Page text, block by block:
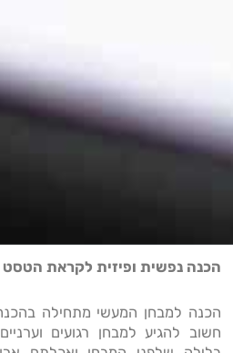
הכנה נפשית ופיזית לקראת הטסט
הכנה למבחן המעשי מתחילה בהכנה
חשוב להגיע למבחן רגועים